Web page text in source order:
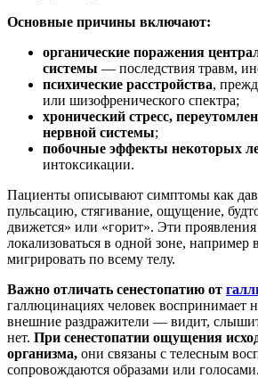
Основные причины включают:
органические поражения
системы — последствия травм,
психические расстройства,
или шизофренического спектра;
хронический стресс,
нервной системы;
побочные эффекты некоторых
интоксикации.
Пациенты описывают симптомы как
пульсацию, стягивание, ощущение,
движется» или «горит». Эти
локализоваться в одной зоне, например
мигрировать по всему телу.
Важно отличать сенестопатию от
галлюцинациях человек воспринимает
внешние раздражители — видит,
нет. При сенестопатии ощущения
организма, они связаны с телесным
сопровождаются образами или голосами.